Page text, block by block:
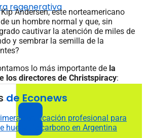
regenerativa
Andersen, este norteamericano
un hombre normal y que, sin
cautivar la atención de miles de
y sembrar la semilla de la
lo más importante de la
los directores de Christspiracy:
de Econews